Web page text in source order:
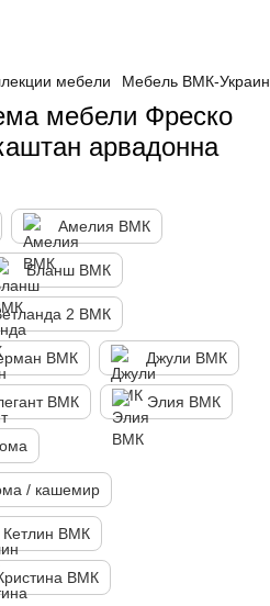
мебели Мебель ВМК-
мебели Фреско
арвадонна
Амелия ВМК
Бланш ВМК
2 ВМК
ВМК Джули ВМК
ВМК Элия ВМК
/ кашемир
Кетлин ВМК
ВМК